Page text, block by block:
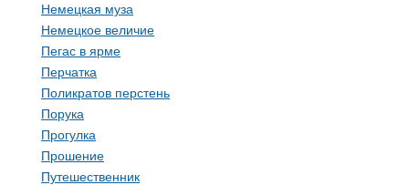
Немецкая муза
Немецкое величие
Пегас в ярме
Перчатка
Поликратов перстень
Порука
Прогулка
Прошение
Путешественник